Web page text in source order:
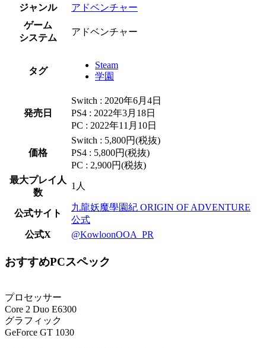
ジャンル
アドベンチャー
ゲーム
システム
アドベンチャー
タグ
Steam
学園
発売日
Switch : 2020年6月4日
PS4 : 2022年3月18日
PC : 2022年11月10日
価格
Switch : 5,800円(税抜)
PS4 : 5,800円(税抜)
PC : 2,900円(税抜)
最大プレイ人
数
1人
公式サイト
九龍妖魔學園紀 ORIGIN OF ADVENTURE
公式
公式X
@KowloonOOA_PR
おすすめPCスペック
プロセッサー
Core 2 Duo E6300
グラフィック
GeForce GT 1030